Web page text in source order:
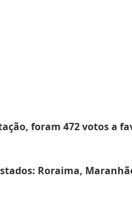
foram 472 votos a
Roraima,